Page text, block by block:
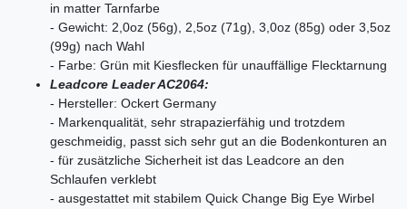
in matter Tarnfarbe
- Gewicht: 2,0oz (56g), 2,5oz (71g), 3,0oz (85g) oder 3,5oz
(99g) nach Wahl
- Farbe: Grün mit Kiesflecken für unauffällige Flecktarnung
Leadcore Leader AC2064:
- Hersteller: Ockert Germany
- Markenqualität, sehr strapazierfähig und trotzdem
geschmeidig, passt sich sehr gut an die Bodenkonturen an
- für zusätzliche Sicherheit ist das Leadcore an den
Schlaufen verklebt
- ausgestattet mit stabilem Quick Change Big Eye Wirbel